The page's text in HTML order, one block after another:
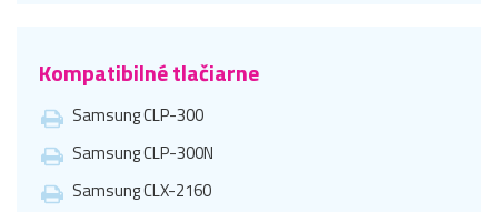
Kompatibilné tlačiarne
Samsung CLP-300
Samsung CLP-300N
Samsung CLX-2160